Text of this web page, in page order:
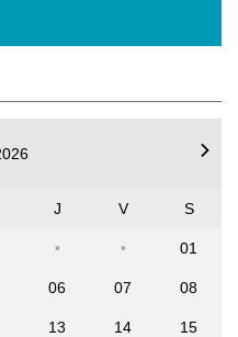
J V S
01
06 07 08
13 14 15